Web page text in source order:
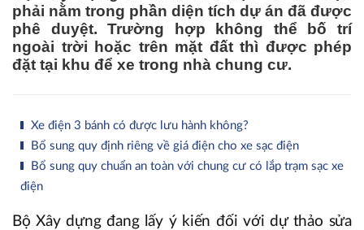
phải nằm trong phần diện tích dự án đã được
phê duyệt. Trường hợp không thể bố trí
ngoài trời hoặc trên mặt đất thì được phép
đặt tại khu để xe trong nhà chung cư.
Xe điện 3 bánh có được lưu hành không?
Bổ sung quy định riêng về giá điện cho xe sạc điện
Bổ sung quy chuẩn an toàn với chung cư có lắp trạm sạc xe
điện
Bộ Xây dựng đang lấy ý kiến đối với dự thảo sửa